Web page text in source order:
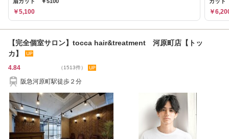
￥5,100 ￥
【完全個室サロン】tocca hair&treatment 河原町店【トッ
カ】
4.84 （1513件）
阪急河原町駅徒歩２分